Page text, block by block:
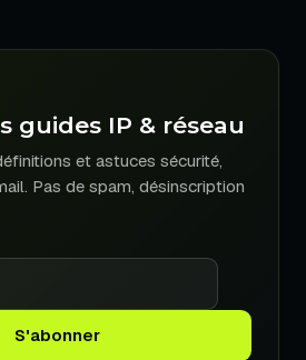
guides IP & réseau
et astuces sécurité,
Pas de spam, désinscription